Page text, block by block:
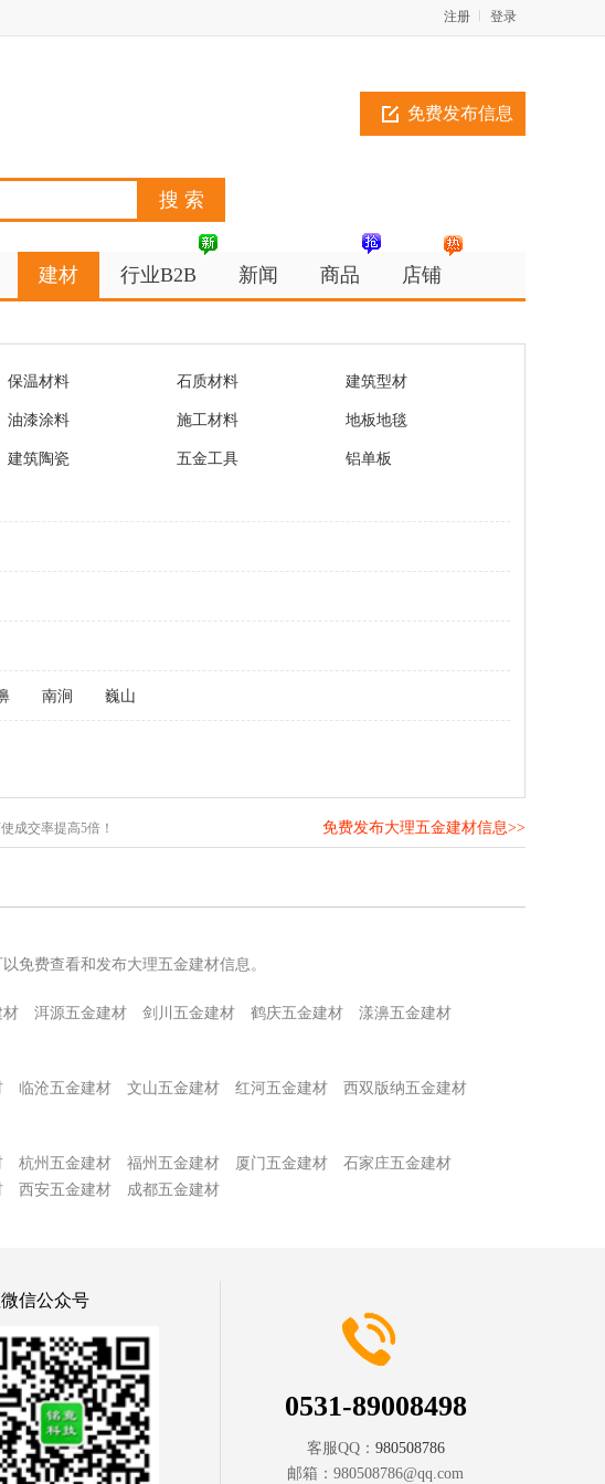
登录
注册
免费发布信息
建材 行业B2B 新闻 商品 店铺
保温材料 石质材料 建筑型材
油漆涂料 施工材料 地板地毯
建筑陶瓷 五金工具 铝单板
南涧 巍山
成交率提高5倍！ 免费发布大理五金建材信息>>
免费查看和发布大理五金建材信息。
材 洱源五金建材 剑川五金建材 鹤庆五金建材
漾濞五金建材
临沧五金建材 文山五金建材 红河五金建材
西双版纳五金建材
杭州五金建材 福州五金建材 厦门五金建材
石家庄五金建材
西安五金建材 成都五金建材
信公众号
0531-89008498
客服QQ： 980508786
邮箱： 980508786@qq.com